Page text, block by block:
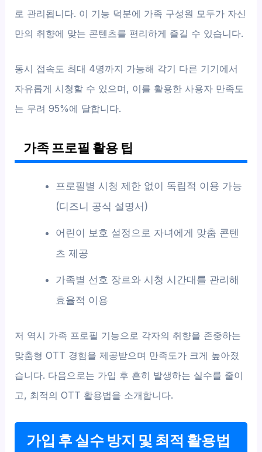
로 관리됩니다. 이 기능 덕분에 가족 구성원 모두가 자신
만의 취향에 맞는 콘텐츠를 편리하게 즐길 수 있습니다.
동시 접속도 최대 4명까지 가능해 각기 다른 기기에서
자유롭게 시청할 수 있으며, 이를 활용한 사용자 만족도
는 무려 95%에 달합니다.
가족 프로필 활용 팁
프로필별 시청 제한 없이 독립적 이용 가능
(디즈니 공식 설명서)
어린이 보호 설정으로 자녀에게 맞춤 콘텐
츠 제공
가족별 선호 장르와 시청 시간대를 관리해
효율적 이용
저 역시 가족 프로필 기능으로 각자의 취향을 존중하는
맞춤형 OTT 경험을 제공받으며 만족도가 크게 높아졌
습니다. 다음으로는 가입 후 흔히 발생하는 실수를 줄이
고, 최적의 OTT 활용법을 소개합니다.
가입 후 실수 방지 및 최적 활용법